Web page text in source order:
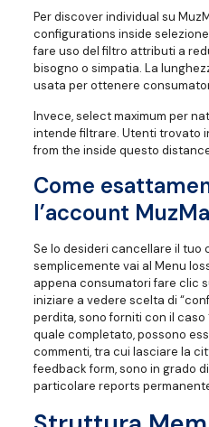
Per discover individual su
configurations inside
fare uso del filtro attributi a
bisogno o simpatia. La
usata per ottenere
Invece, select maximum per
intende filtrare. Utenti trovato
from the inside questo
Come
l’account
Se lo desideri cancellare il tuo
semplicemente vai al Menu
appena consumatori fare clic
iniziare a vedere scelta di
perdita, sono forniti con il caso
quale completato, possono
commenti, tra cui lasciare la
feedback form, sono in grado
particolare reports